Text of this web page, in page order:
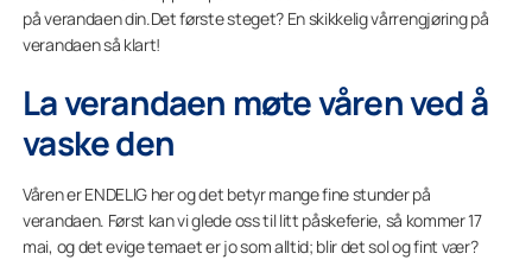
på verandaen din.Det første steget? En skikkelig vårrengjøring på
verandaen så klart!
La verandaen møte våren ved å
vaske den
Våren er ENDELIG her og det betyr mange fine stunder på
verandaen. Først kan vi glede oss til litt påskeferie, så kommer 17
mai, og det evige temaet er jo som alltid; blir det sol og fint vær?